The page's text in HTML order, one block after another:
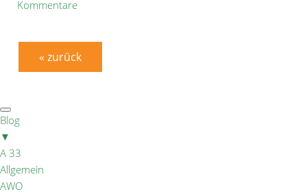
Kommentare
« zurück
Blog
▼
A 33
Allgemein
AWO